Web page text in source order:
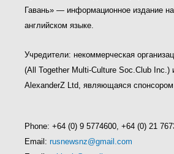
Гавань» — информационное издание
английском языке.
Учредители: некоммерческая
(All Together Multi-Culture Soс.Club Inc.)
AlexanderZ Ltd, являющаяся спонсором
Phone: +64 (0) 9 5774600, +64 (0) 21
Email: rusnewsnz@gmail.com